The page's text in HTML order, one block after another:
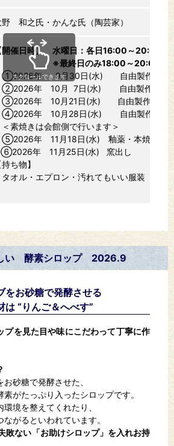
野 和之氏・かんな氏（陶芸家）
開催日時】 水曜日：各日16:00～20:00
※最終日のみ18:00～
年 9月30日(水) 自由製作
年 10月 7日(水) 自由製作
年 10月21日(水) 自由製作
年 10月28日(水) 自由製作・仕
素焼きは会館側で行います＞
年 11月18日(水) 釉薬・本焼き
年 11月25日(水) 窯出し
持ち物】
オル・エプロン・汚れてもいい服装
スクロールできます
い 酵素シロップ 2026.9
をお砂糖で発酵させる
は “りんご＆へべす”
プを見た目や味にこだわって丁寧に作
砂糖で発酵させた、
がたっぷり入ったシロップです。
境を整えてくれたり、
がるといわれています。
敗ない「お助けシロップ」を入れお持